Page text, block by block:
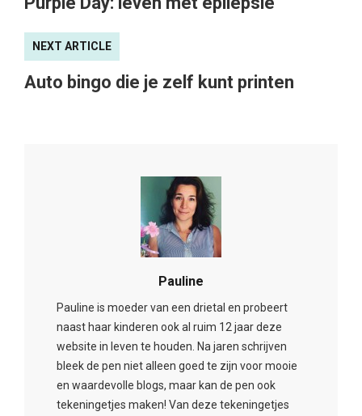
NEXT ARTICLE
Auto bingo die je zelf kunt printen
Pauline
Pauline is moeder van een drietal en probeert
naast haar kinderen ook al ruim 12 jaar deze
website in leven te houden. Na jaren schrijven
bleek de pen niet alleen goed te zijn voor mooie
en waardevolle blogs, maar kan de pen ook
tekeningetjes maken! Van deze tekeningetjes